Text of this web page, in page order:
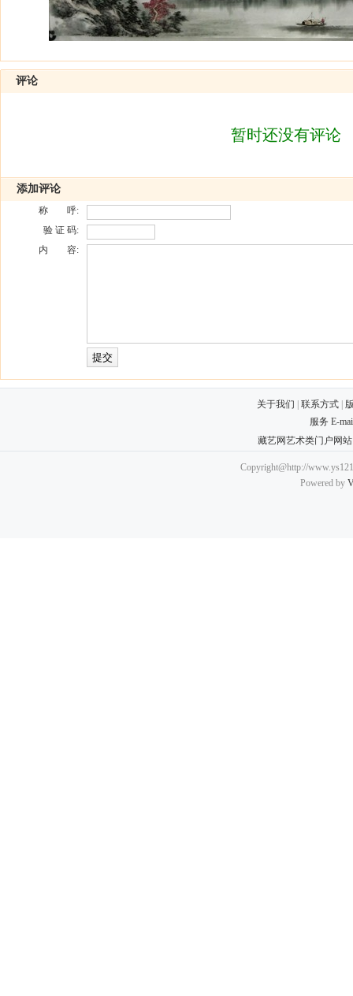
评论
暂时还没有评论
添加评论
称 呼:
验 证 码:
内 容:
关于我们 联系方式
服务 E-
藏艺网艺术类门户网
Copyright@http://
Powered by